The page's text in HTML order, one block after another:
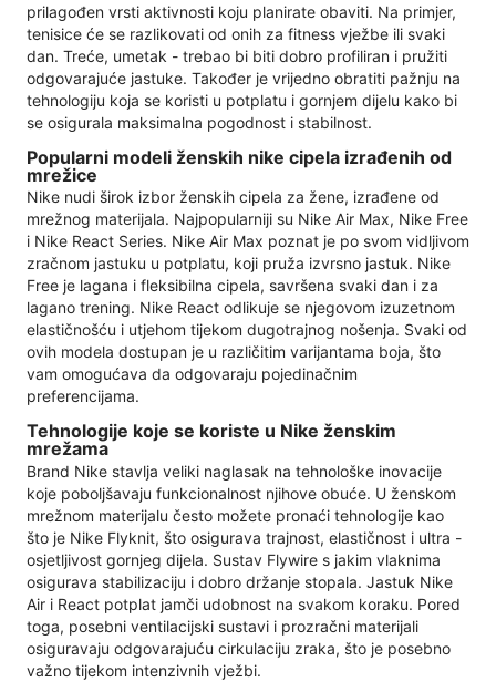
prilagođen vrsti aktivnosti koju planirate obaviti. Na primjer,
tenisice će se razlikovati od onih za fitness vježbe ili svaki
dan. Treće, umetak - trebao bi biti dobro profiliran i pružiti
odgovarajuće jastuke. Također je vrijedno obratiti pažnju na
tehnologiju koja se koristi u potplatu i gornjem dijelu kako bi
se osigurala maksimalna pogodnost i stabilnost.
Popularni modeli ženskih nike cipela izrađenih od
mrežice
Nike nudi širok izbor ženskih cipela za žene, izrađene od
mrežnog materijala. Najpopularniji su Nike Air Max, Nike Free
i Nike React Series. Nike Air Max poznat je po svom vidljivom
zračnom jastuku u potplatu, koji pruža izvrsno jastuk. Nike
Free je lagana i fleksibilna cipela, savršena svaki dan i za
lagano trening. Nike React odlikuje se njegovom izuzetnom
elastičnošću i utjehom tijekom dugotrajnog nošenja. Svaki od
ovih modela dostupan je u različitim varijantama boja, što
vam omogućava da odgovaraju pojedinačnim
preferencijama.
Tehnologije koje se koriste u Nike ženskim
mrežama
Brand Nike stavlja veliki naglasak na tehnološke inovacije
koje poboljšavaju funkcionalnost njihove obuće. U ženskom
mrežnom materijalu često možete pronaći tehnologije kao
što je Nike Flyknit, što osigurava trajnost, elastičnost i ultra -
osjetljivost gornjeg dijela. Sustav Flywire s jakim vlaknima
osigurava stabilizaciju i dobro držanje stopala. Jastuk Nike
Air i React potplat jamči udobnost na svakom koraku. Pored
toga, posebni ventilacijski sustavi i prozračni materijali
osiguravaju odgovarajuću cirkulaciju zraka, što je posebno
važno tijekom intenzivnih vježbi.